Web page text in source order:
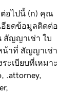
ต่อไปนี้ (ก) คุณ
อียดข้อมูลติดต่อ
สัญญาเช่า ใบ
น้าที่ สัญญาเช่า
ะเบียบที่เหมาะ
.attorney,